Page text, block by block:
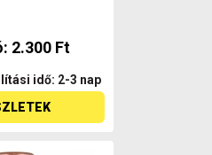
2.300 Ft
idő: 2-3 nap